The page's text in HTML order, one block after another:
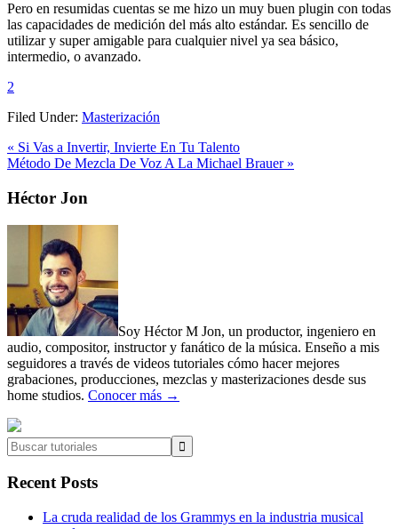
Pero en resumidas cuentas se me hizo un muy buen plugin con todas
las capacidades de medición del más alto estándar. Es sencillo de
utilizar y super amigable para cualquier nivel ya sea básico,
intermedio, o avanzado.
2
Filed Under: Masterización
Previous
Post:
« Si Vas a Invertir, Invierte En Tu Talento
Next
Método De Mezcla De Voz A La Michael Brauer »
Primary
Sidebar
Héctor Jon
Soy Héctor M Jon, un productor, ingeniero en
audio, compositor, instructor y fanático de la música. Enseño a mis
seguidores a través de videos tutoriales cómo hacer mejores
grabaciones, producciones, mezclas y masterizaciones desde sus
home studios. Conocer más →
Buscar
tutoriales
Recent Posts
La cruda realidad de los Grammys en la industria musical